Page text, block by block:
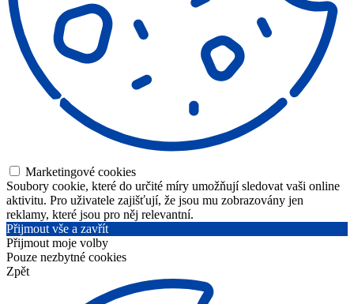
Marketingové cookies
Soubory cookie, které do určité míry umožňují sledovat vaši online
aktivitu. Pro uživatele zajišťují, že jsou mu zobrazovány jen
reklamy, které jsou pro něj relevantní.
Přijmout vše a zavřít
Přijmout moje volby
Pouze nezbytné cookies
Zpět